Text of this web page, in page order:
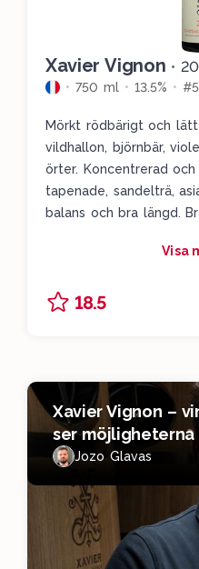
Xavier Vignon •
750 ml 13.5%
Mörkt rödbärigt och
vildhallon, björnbär,
örter. Koncentrerad
tapenade, sandelträ,
balans och bra längd.
Visa
18.5
Xavier Vignon –
ser möjligheterna
Jozo Glavas